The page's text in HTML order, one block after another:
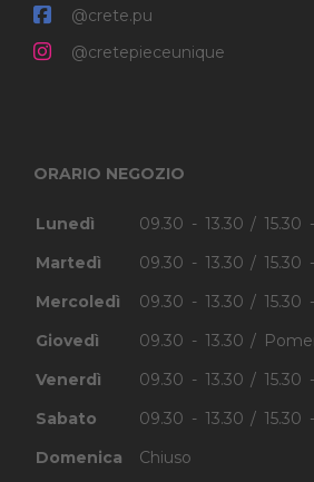
@crete.pu
@cretepieceunique
ORARIO NEGOZIO
Lunedì
09.30 - 13.30 / 15.30
Martedì
09.30 - 13.30 / 15.30
Mercoledì
09.30 - 13.30 / 15.30
Giovedì
09.30 - 13.30 /
Venerdì
09.30 - 13.30 / 15.30
Sabato
09.30 - 13.30 / 15.30
Domenica
Chiuso